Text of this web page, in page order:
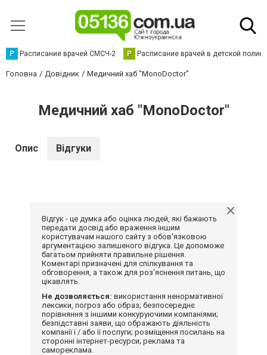
Р Расписание врачей СМСЧ-2 Р Расписание врачей в детской
Головна Довідник Медичний хаб "MonoDoctor"
Медичний хаб "MonoDoctor"
Опис Відгуки
Відгук - це думка або оцінка людей, які бажають
передати досвід або враження іншим
користувачам нашого сайту з обов'язковою
аргументацією залишеного відгука. Це допоможе
багатьом прийняти правильне рішення.
Коментарі призначені для спілкування та
обговорення, а також для роз'яснення питань, що
цікавлять.
Не дозволяється: використання ненормативної
лексики, погроз або образ; безпосереднє
порівняння з іншими конкуруючими компаніями;
безпідставні заяви, що ображають діяльність
компанії і / або її послуги; розміщення посилань на
сторонні інтернет-ресурси; реклама та
самореклама.